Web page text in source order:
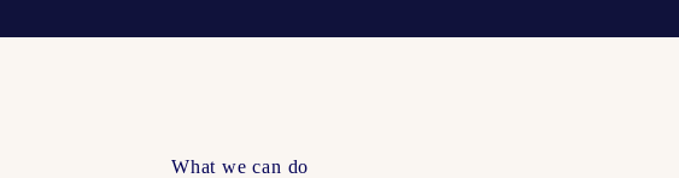
What we can do